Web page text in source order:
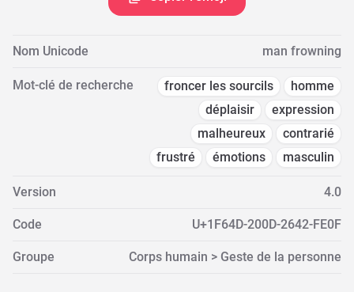
Nom Unicode man frowning
Mot-clé de recherche froncer les sourcils
homme
déplaisir
expression
malheureux
contrarié
frustré
émotions masculin
Version 4.0
Code U+1F64D-200D-2642-FE0F
Groupe Corps humain > Geste de la personne